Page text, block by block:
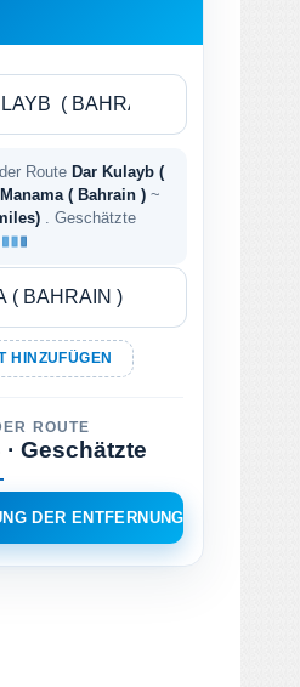
Route Dar Kulayb (
( Bahrain ) ~
. Geschätzte
HINZUFÜGEN
ROUTE
· Geschätzte
DER ENTFERNUNG